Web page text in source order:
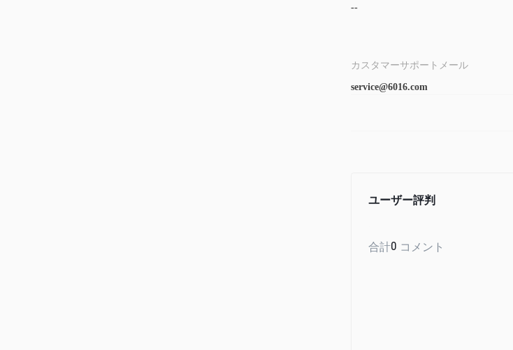
--
カスタマーサポートメール
service@6016.com
ユーザー評判
合計0 コメント